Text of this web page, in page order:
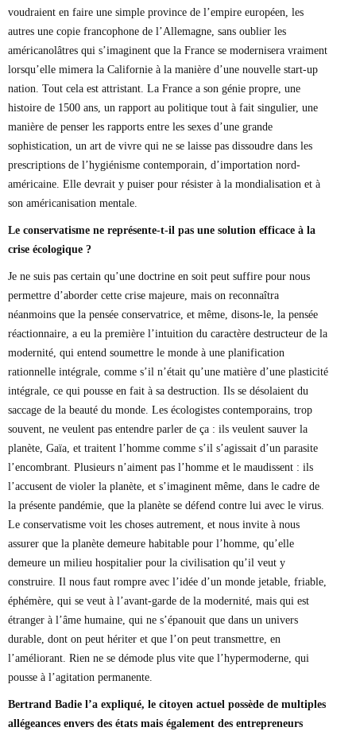
voudraient en faire une simple province de l’empire européen, les
autres une copie francophone de l’Allemagne, sans oublier les
américanolâtres qui s’imaginent que la France se modernisera vraiment
lorsqu’elle mimera la Californie à la manière d’une nouvelle start-up
nation. Tout cela est attristant. La France a son génie propre, une
histoire de 1500 ans, un rapport au politique tout à fait singulier, une
manière de penser les rapports entre les sexes d’une grande
sophistication, un art de vivre qui ne se laisse pas dissoudre dans les
prescriptions de l’hygiénisme contemporain, d’importation nord-
américaine. Elle devrait y puiser pour résister à la mondialisation et à
son américanisation mentale.
Le conservatisme ne représente-t-il pas une solution efficace à la
crise écologique ?
Je ne suis pas certain qu’une doctrine en soit peut suffire pour nous
permettre d’aborder cette crise majeure, mais on reconnaîtra
néanmoins que la pensée conservatrice, et même, disons-le, la pensée
réactionnaire, a eu la première l’intuition du caractère destructeur de la
modernité, qui entend soumettre le monde à une planification
rationnelle intégrale, comme s’il n’était qu’une matière d’une plasticité
intégrale, ce qui pousse en fait à sa destruction. Ils se désolaient du
saccage de la beauté du monde. Les écologistes contemporains, trop
souvent, ne veulent pas entendre parler de ça : ils veulent sauver la
planète, Gaïa, et traitent l’homme comme s’il s’agissait d’un parasite
l’encombrant. Plusieurs n’aiment pas l’homme et le maudissent : ils
l’accusent de violer la planète, et s’imaginent même, dans le cadre de
la présente pandémie, que la planète se défend contre lui avec le virus.
Le conservatisme voit les choses autrement, et nous invite à nous
assurer que la planète demeure habitable pour l’homme, qu’elle
demeure un milieu hospitalier pour la civilisation qu’il veut y
construire. Il nous faut rompre avec l’idée d’un monde jetable, friable,
éphémère, qui se veut à l’avant-garde de la modernité, mais qui est
étranger à l’âme humaine, qui ne s’épanouit que dans un univers
durable, dont on peut hériter et que l’on peut transmettre, en
l’améliorant. Rien ne se démode plus vite que l’hypermoderne, qui
pousse à l’agitation permanente.
Bertrand Badie l’a expliqué, le citoyen actuel possède de multiples
allégeances envers des états mais également des entrepreneurs